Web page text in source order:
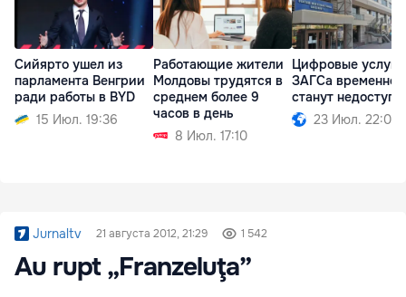
Сийярто ушел из
парламента Венгрии
ради работы в BYD
15 Июл. 19:36
Работающие жители
Молдовы трудятся в
среднем более 9
часов в день
8 Июл. 17:10
Цифровые услуги
ЗАГСа временно
станут
23 Июл. 22:00
Jurnaltv 21 августа 2012, 21:29 1 542
Au rupt „Franzeluţa”